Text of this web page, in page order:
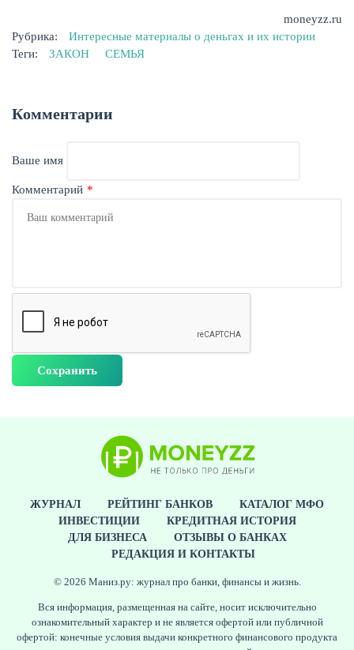
moneyzz.ru
Рубрика:
Интересные материалы о деньгах и их истории
Теги:
ЗАКОН СЕМЬЯ
Комментарии
Ваше имя
Комментарий
ЖУРНАЛ РЕЙТИНГ БАНКОВ
КАТАЛОГ МФО
ИНВЕСТИЦИИ
КРЕДИТНАЯ ИСТОРИЯ
ДЛЯ БИЗНЕСА
ОТЗЫВЫ О БАНКАХ
РЕДАКЦИЯ И КОНТАКТЫ
© 2026 Маниз.ру: журнал про банки, финансы и жизнь.
Вся информация, размещенная на сайте, носит исключительно
ознакомительный характер и не является офертой или публичной
офертой: конечные условия выдачи конкретного финансового продукта